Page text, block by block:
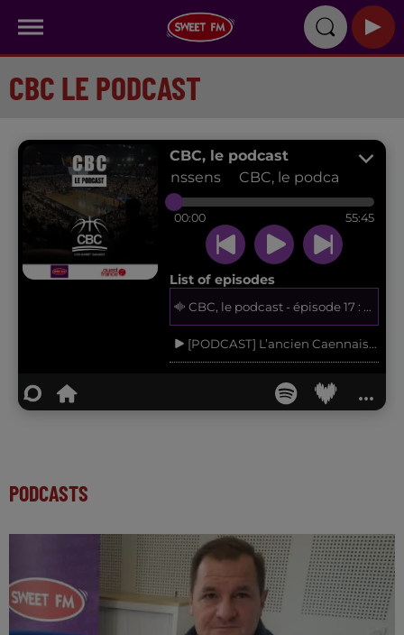
CBC LE PODCAST
PODCASTS